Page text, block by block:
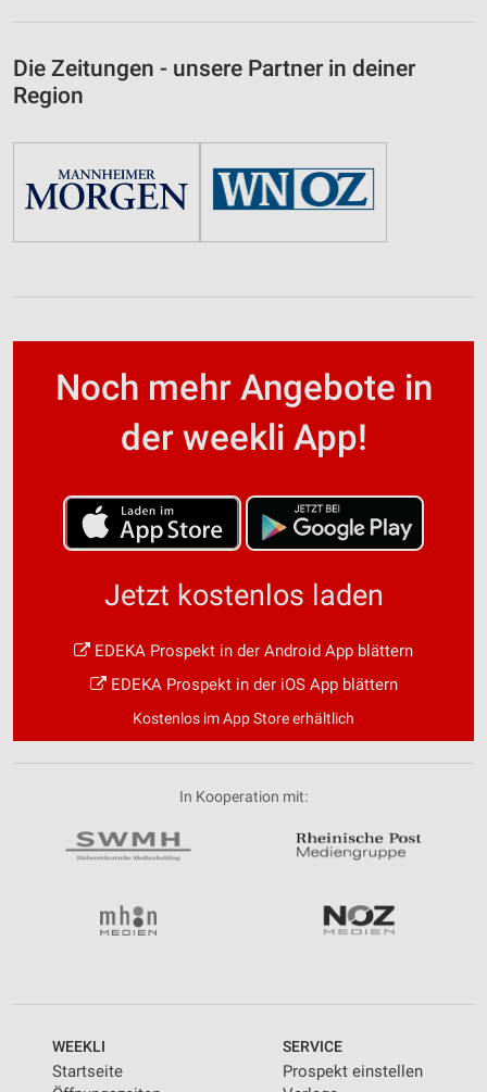
Die Zeitungen - unsere Partner in deiner
Region
Noch mehr Angebote in
der weekli App!
Jetzt kostenlos laden
EDEKA Prospekt in der Android App blättern
EDEKA Prospekt in der iOS App blättern
Kostenlos im App Store erhältlich
In Kooperation mit:
WEEKLI
Startseite
SERVICE
Prospekt einstellen